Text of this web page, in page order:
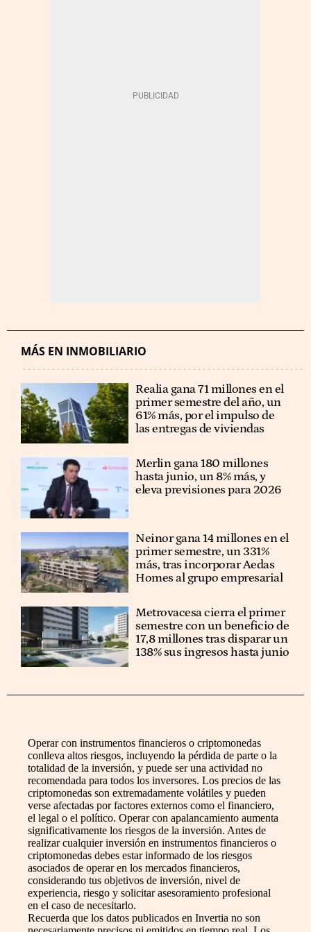
MÁS EN INMOBILIARIO
Realia gana 71 millones en el
primer semestre del año, un
61% más, por el impulso de
las entregas de viviendas
Merlin gana 180 millones
hasta junio, un 8% más, y
eleva previsiones para 2026
Neinor gana 14 millones en el
primer semestre, un 331%
más, tras incorporar Aedas
Homes al grupo empresarial
Metrovacesa cierra el primer
semestre con un beneficio de
17,8 millones tras disparar un
138% sus ingresos hasta junio
Operar con instrumentos financieros o criptomonedas
conlleva altos riesgos, incluyendo la pérdida de parte o la
totalidad de la inversión, y puede ser una actividad no
recomendada para todos los inversores. Los precios de las
criptomonedas son extremadamente volátiles y pueden
verse afectadas por factores externos como el financiero,
el legal o el político. Operar con apalancamiento aumenta
significativamente los riesgos de la inversión. Antes de
realizar cualquier inversión en instrumentos financieros o
criptomonedas debes estar informado de los riesgos
asociados de operar en los mercados financieros,
considerando tus objetivos de inversión, nivel de
experiencia, riesgo y solicitar asesoramiento profesional
en el caso de necesitarlo.
Recuerda que los datos publicados en Invertia no son